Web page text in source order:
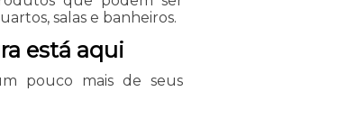
salas e banheiros.
está aqui
pouco mais de seus